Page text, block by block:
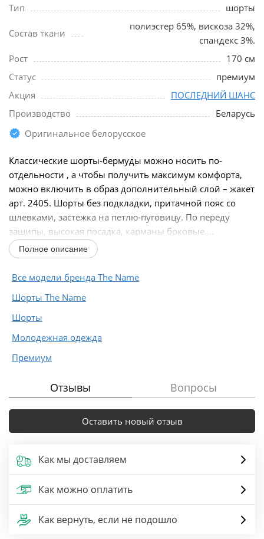
Тип шорты
Состав ткани
полиэстер 65%, вискоза 32%,
спандекс 3%.
Рост
170 см
Статус
премиум
Акция
ПОСЛЕДНИЙ ШАНС
Производство
Беларусь
Оригинальное белорусское
Классические шорты-бермуды можно носить по-
отдельности , а чтобы получить максимум комфорта,
можно включить в образ дополнительный слой – жакет
арт. 2405. Шорты без подкладки, притачной пояс со
шлевками, застежка на петлю-пуговицу. По переду
защипы, высокая посадка, карманы боковые....
Полное описание
Все модели бренда The Name
Шорты The Name
Шорты
Молодежная одежда
Премиум
Отзывы Вопросы
Оставить новый отзыв
Как мы доставляем
Как можно оплатить
Как вернуть, если не подошло